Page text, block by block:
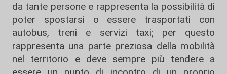
da tante persone e rappresenta la possibilità di
poter spostarsi o essere trasportati con
autobus, treni e servizi taxi; per questo
rappresenta una parte preziosa della mobilità
nel territorio e deve sempre più tendere a